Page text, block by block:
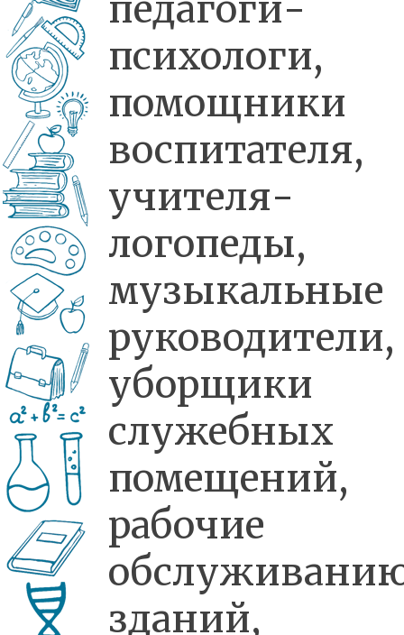
психологи,
помощники
воспитателя,
учителя-
логопеды,
музыкальные
руководители,
уборщики
служебных
помещений,
рабочие
зданий,